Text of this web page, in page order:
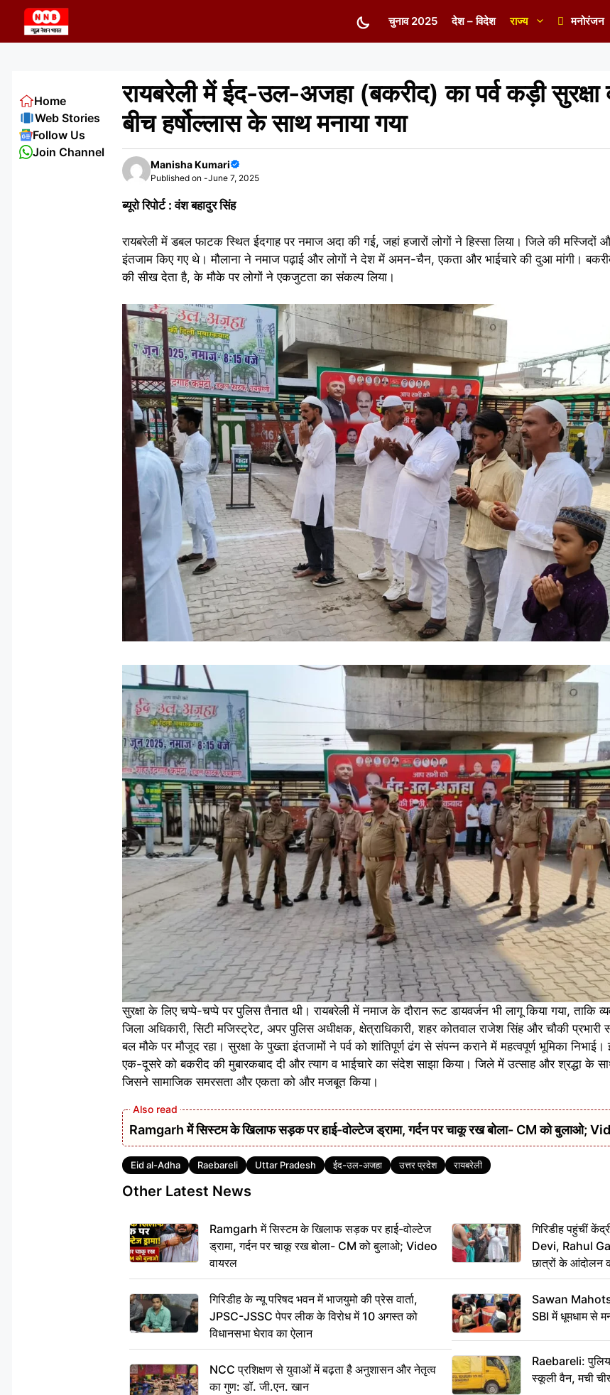
content
चुनाव 2025 देश – विदेश राज्य मनोरंजन
रायबरेली में ईद-उल-अजहा (बकरीद) का पर्व कड़ी सुरक्षा
बीच हर्षोल्लास के साथ मनाया गया
Manisha Kumari
Published on -June 7, 2025
ब्यूरो रिपोर्ट : वंश बहादुर सिंह
रायबरेली में डबल फाटक स्थित ईदगाह पर नमाज अदा की गई, जहां हजारों लोगों ने हिस्सा लिया। जिले की मस्जिदों
इंतजाम किए गए थे। मौलाना ने नमाज पढ़ाई और लोगों ने देश में अमन-चैन, एकता और भाईचारे की दुआ मांगी।
की सीख देता है, के मौके पर लोगों ने एकजुटता का संकल्प लिया।
सुरक्षा के लिए चप्पे-चप्पे पर पुलिस तैनात थी। रायबरेली में नमाज के दौरान रूट डायवर्जन भी लागू किया गया, ताकि
जिला अधिकारी, सिटी मजिस्ट्रेट, अपर पुलिस अधीक्षक, क्षेत्राधिकारी, शहर कोतवाल राजेश सिंह और चौकी प्रभारी
बल मौके पर मौजूद रहा। सुरक्षा के पुख्ता इंतजामों ने पर्व को शांतिपूर्ण ढंग से संपन्न कराने में महत्वपूर्ण भूमिका
एक-दूसरे को बकरीद की मुबारकबाद दी और त्याग व भाईचारे का संदेश साझा किया। जिले में उत्साह और श्रद्धा के
जिसने सामाजिक समरसता और एकता को और मजबूत किया।
Ramgarh में सिस्टम के खिलाफ सड़क पर हाई-वोल्टेज ड्रामा, गर्दन पर चाकू रख बोला- CM को बुलाओ;
TagsEid al-Adha Raebareli Uttar Pradesh ईद-उल-अजहा उत्तर प्रदेश रायबरेली
Other Latest News
Ramgarh में सिस्टम के खिलाफ सड़क पर हाई-वोल्टेज
ड्रामा, गर्दन पर चाकू रख बोला- CM को बुलाओ; Video
वायरल
गिरिडीह के न्यू परिषद भवन में भाजयुमो की प्रेस वार्ता,
JPSC-JSSC पेपर लीक के विरोध में 10 अगस्त को
विधानसभा घेराव का ऐलान
NCC प्रशिक्षण से युवाओं में बढ़ता है अनुशासन और नेतृत्व
का गुण: डॉ. जी.एन. खान
गिरिडीह पहुंचीं
Devi, Rahul
छात्रों के आंदोलन
Sawan
SBI में धूमधाम से
Raebareli:
स्कूली वैन, मची
Home
Web Stories
Follow Us
Join Channel